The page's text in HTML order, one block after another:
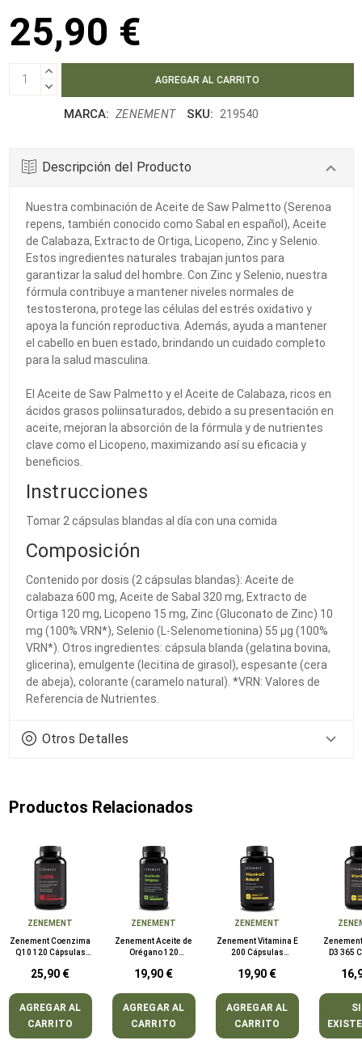
25,90 €
AUMENTAR
CANTIDAD:
DISMINUIR
MARCA: ZENEMENT SKU: 219540
Descripción del Producto
Nuestra combinación de Aceite de Saw Palmetto (Serenoa
repens, también conocido como Sabal en español), Aceite
de Calabaza, Extracto de Ortiga, Licopeno, Zinc y Selenio.
Estos ingredientes naturales trabajan juntos para
garantizar la salud del hombre. Con Zinc y Selenio, nuestra
fórmula contribuye a mantener niveles normales de
testosterona, protege las células del estrés oxidativo y
apoya la función reproductiva. Además, ayuda a mantener
el cabello en buen estado, brindando un cuidado completo
para la salud masculina.
El Aceite de Saw Palmetto y el Aceite de Calabaza, ricos en
ácidos grasos poliinsaturados, debido a su presentación en
aceite, mejoran la absorción de la fórmula y de nutrientes
clave como el Licopeno, maximizando así su eficacia y
beneficios.
Instrucciones
Tomar 2 cápsulas blandas al día con una comida
Composición
Contenido por dosis (2 cápsulas blandas): Aceite de
calabaza 600 mg, Aceite de Sabal 320 mg, Extracto de
Ortiga 120 mg, Licopeno 15 mg, Zinc (Gluconato de Zinc) 10
mg (100% VRN*), Selenio (L-Selenometionina) 55 µg (100%
VRN*). Otros ingredientes: cápsula blanda (gelatina bovina,
glicerina), emulgente (lecitina de girasol), espesante (cera
de abeja), colorante (caramelo natural). *VRN: Valores de
Referencia de Nutrientes.
Otros Detalles
Productos Relacionados
ZENEMENT
Zenement Coenzima
Q10 120 Cápsulas
25,90 €
AGREGAR AL
CARRITO
ZENEMENT
Zenement Aceite de
Orégano 120
19,90 €
AGREGAR AL
CARRITO
ZENEMENT
Zenement Vitamina E
200 Cápsulas
19,90 €
AGREGAR AL
CARRITO
D3 365